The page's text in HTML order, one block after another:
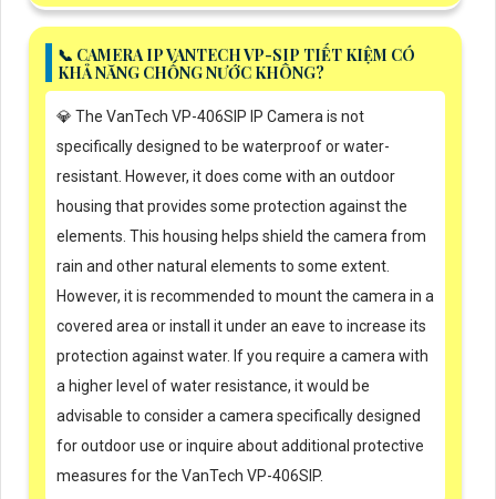
📞 CAMERA IP VANTECH VP-SIP TIẾT KIỆM CÓ
KHẢ NĂNG CHỐNG NƯỚC KHÔNG?
💎 The VanTech VP-406SIP IP Camera is not
specifically designed to be waterproof or water-
resistant. However, it does come with an outdoor
housing that provides some protection against the
elements. This housing helps shield the camera from
rain and other natural elements to some extent.
However, it is recommended to mount the camera in a
covered area or install it under an eave to increase its
protection against water. If you require a camera with
a higher level of water resistance, it would be
advisable to consider a camera specifically designed
for outdoor use or inquire about additional protective
measures for the VanTech VP-406SIP.